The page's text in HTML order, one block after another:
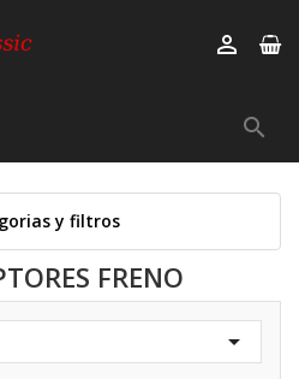


y filtros
FRENO
